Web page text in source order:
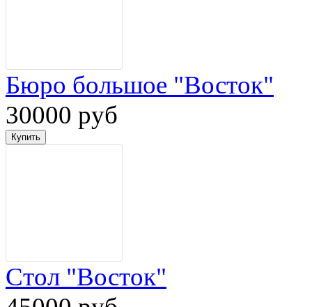
Бюро большое "Восток"
30000 руб
Стол "Восток"